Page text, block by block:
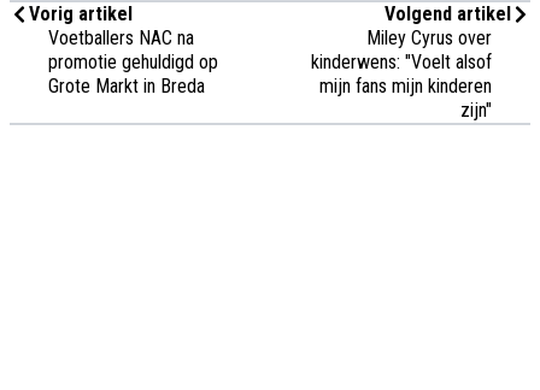
Vorig artikel
Voetballers NAC na
promotie gehuldigd op
Grote Markt in Breda
Volgend artikel
Miley Cyrus over
kinderwens: "Voelt alsof
mijn fans mijn kinderen
zijn"